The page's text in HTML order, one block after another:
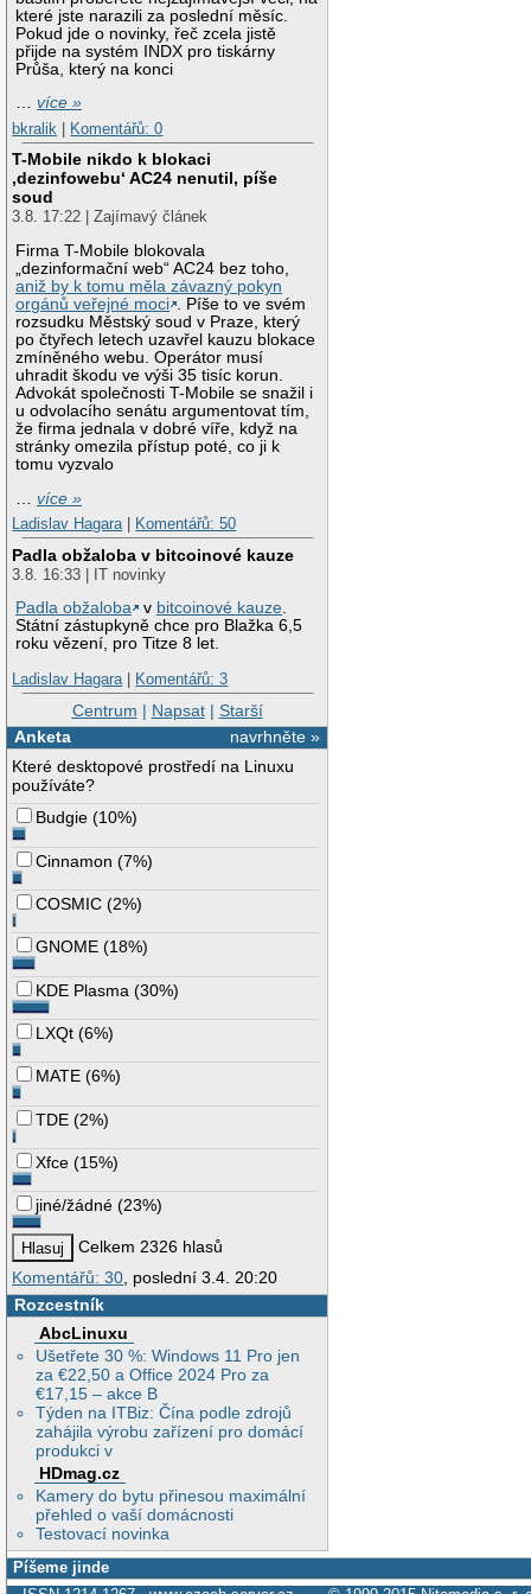
které jste narazili za poslední měsíc.
Pokud jde o novinky, řeč zcela jistě
přijde na systém INDX pro tiskárny
Průša, který na konci
…více »
bkralik | Komentářů: 0
T-Mobile nikdo k blokaci
‚dezinfowebu‘ AC24 nenutil, píše
soud
3.8. 17:22 | Zajímavý článek
Firma T-Mobile blokovala
„dezinformační web“ AC24 bez toho,
aniž by k tomu měla závazný pokyn
orgánů veřejné moci
. Píše to ve svém
rozsudku Městský soud v Praze, který
po čtyřech letech uzavřel kauzu blokace
zmíněného webu. Operátor musí
uhradit škodu ve výši 35 tisíc korun.
Advokát společnosti T-Mobile se snažil i
u odvolacího senátu argumentovat tím,
že firma jednala v dobré víře, když na
stránky omezila přístup poté, co ji k
tomu vyzvalo
…více »
Ladislav Hagara| Komentářů: 50
Padla obžaloba v bitcoinové kauze
3.8. 16:33 | IT novinky
Padla obžaloba
v bitcoinové kauze.
Státní zástupkyně chce pro Blažka 6,5
roku vězení, pro Titze 8 let.
Ladislav Hagara| Komentářů: 3
Centrum | Napsat| Starší
navrhněte »
Anketa
Které desktopové prostředí na Linuxu
používáte?
Budgie (10%)
Cinnamon (7%)
COSMIC (2%)
GNOME (18%)
KDE Plasma (30%)
LXQt (6%)
MATE (6%)
TDE (2%)
Xfce (15%)
jiné/žádné (23%)
Celkem 2326 hlasů
Komentářů: 30 , poslední 3.4. 20:20
Rozcestník
AbcLinuxu
Ušetřete 30 %: Windows 11 Pro jen
za €22,50 a Office 2024 Pro za
€17,15 – akce B
Týden na ITBiz: Čína podle zdrojů
zahájila výrobu zařízení pro domácí
produkci v
HDmag.cz
Kamery do bytu přinesou maximální
přehled o vaší domácnosti
Testovací novinka
Píšeme jinde